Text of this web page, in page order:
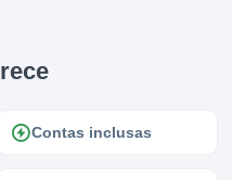
Contas inclusas